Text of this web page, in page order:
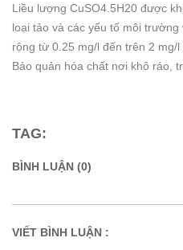
Liều lượng CuSO4.5H20 được
loại tảo và các yếu tố môi
rộng từ 0.25 mg/l đến trên 2 mg/l
Bảo quản hóa chất nơi khô ráo,
TAG:
BÌNH LUẬN (0)
VIẾT BÌNH LUẬN :